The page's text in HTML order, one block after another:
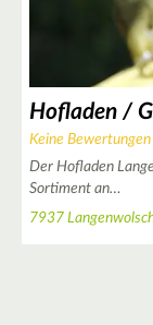
Hofladen /
Keine Bewertungen
Der Hofladen
Sortiment an…
7937
3